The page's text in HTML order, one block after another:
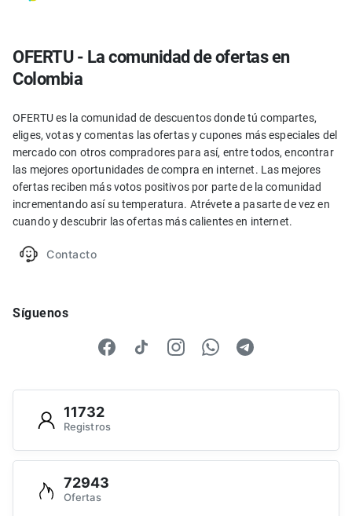
OFERTU - La comunidad de ofertas en
Colombia
OFERTU es la comunidad de descuentos donde tú compartes,
eliges, votas y comentas las ofertas y cupones más especiales del
mercado con otros compradores para así, entre todos, encontrar
las mejores oportunidades de compra en internet. Las mejores
ofertas reciben más votos positivos por parte de la comunidad
incrementando así su temperatura. Atrévete a pasarte de vez en
cuando y descubrir las ofertas más calientes en internet.
Contacto
Síguenos
11732
Registros
72943
Ofertas